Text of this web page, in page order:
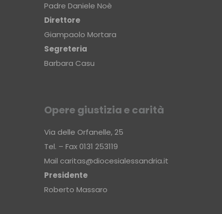
Padre Daniele Noè
Direttore
Giampaolo Mortara
Segreteria
Barbara Casu
Opere giustizia e carità
Via delle Orfanelle, 25
Tel. – Fax 0131 253119
Mail caritas@diocesialessandria.it
Presidente
Roberto Massaro